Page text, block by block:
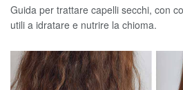
Guida per trattare capelli secchi, con
utili a idratare e nutrire la chioma.